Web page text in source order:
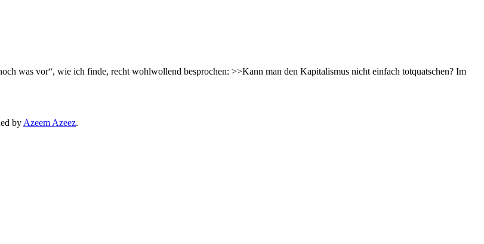
was vor“, wie ich finde, recht wohlwollend besprochen: >>Kann man den Kapitalismus nicht einfach totquatschen? Im
by Azeem Azeez.